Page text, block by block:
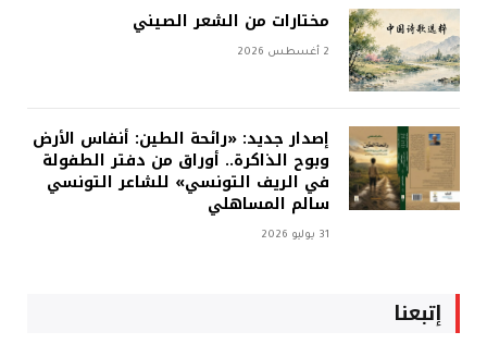
مختارات من الشعر الصيني
2 أغسطس 2026
إصدار جديد: «رائحة الطين: أنفاس الأرض
وبوح الذاكرة.. أوراق من دفتر الطفولة
في الريف التونسي» للشاعر التونسي
سالم المساهلي
31 يوليو 2026
إتبعنا